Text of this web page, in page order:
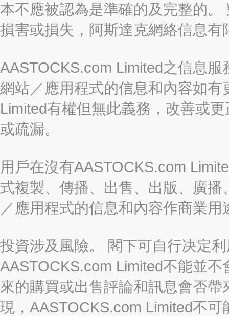
本不應被認為是準確的及完整的
損害或損失，阿斯達克網絡信息
AASTOCKS.com Limited之信息
網站／應用程式的信息和內容如
Limited有權但無此義務，改善或
或疏漏。
用戶在沒有AASTOCKS.com
式複製、傳播、出售、出版、廣
／應用程式的信息和內容作商業用
投資涉及風險。 閣下可自行决定
AASTOCKS.com Limited不能並
來的購買或出售評論和訊息會否
現，AASTOCKS.com Limited不